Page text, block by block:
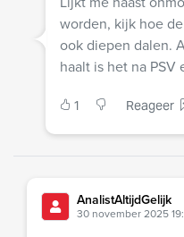
worden, kijk hoe
ook diepen dalen.
haalt is het na
1 Reageer
AnalistAltijdGelijk
30 november 2025